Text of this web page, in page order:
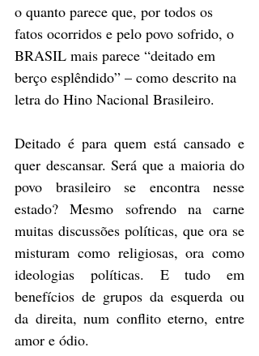
o quanto parece que, por todos os
fatos ocorridos e pelo povo sofrido, o
BRASIL mais parece “deitado em
berço esplêndido” – como descrito na
letra do Hino Nacional Brasileiro.
Deitado é para quem está cansado e
quer descansar. Será que a maioria do
povo brasileiro se encontra nesse
estado? Mesmo sofrendo na carne
muitas discussões políticas, que ora se
misturam como religiosas, ora como
ideologias políticas. E tudo em
benefícios de grupos da esquerda ou
da direita, num conflito eterno, entre
amor e ódio.